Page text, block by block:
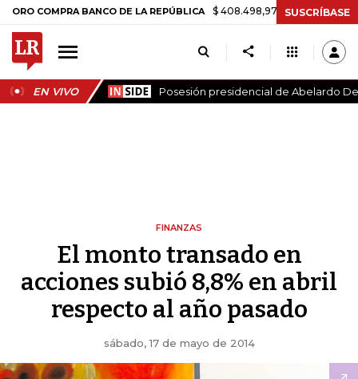
BANCO DE LA REPÚBLICA $ 408.498,97 +$ 8.753,81 +2,19%
SUSCRÍBASE
EN VIVO Posesión presidencial de Abelardo
FINANZAS
El monto transado en
acciones subió 8,8% en abril
respecto al año pasado
sábado, 17 de mayo de 2014